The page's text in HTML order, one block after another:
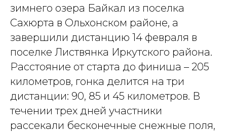
зимнего озера Байкал из поселка
Сахюрта в Ольхонском районе, а
завершили дистанцию 14 февраля в
поселке Листвянка Иркутского района.
Расстояние от старта до финиша – 205
километров, гонка делится на три
дистанции: 90, 85 и 45 километров. В
течении трех дней участники
рассекали бесконечные снежные поля,